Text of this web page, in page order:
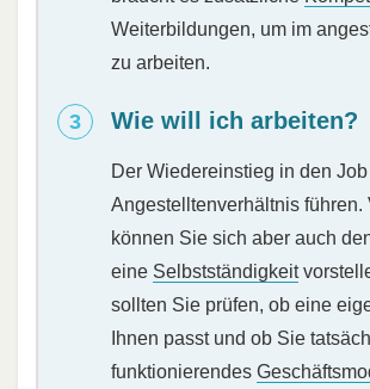
Weiterbildungen, um im
zu arbeiten.
Wie will ich arbeiten?
Der Wiedereinstieg in den
Angestelltenverhältnis führen.
können Sie sich aber auch
eine Selbstständigkeit
sollten Sie prüfen, ob eine
Ihnen passt und ob Sie
funktionierendes